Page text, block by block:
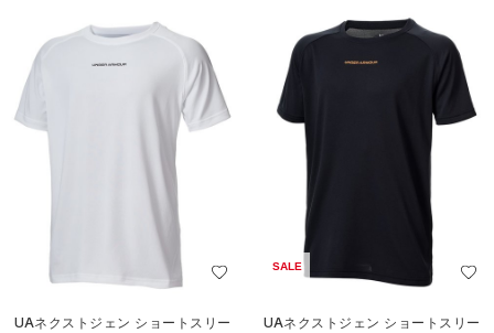
UAネクストジェン ショートスリー
SALE
UAネクストジェン ショートスリー